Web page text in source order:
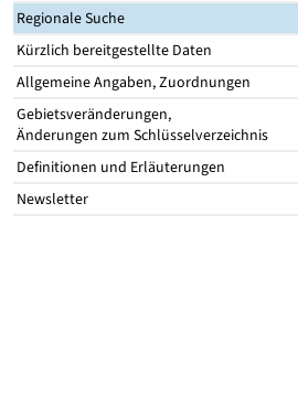
Regionale Suche
Kürzlich bereitgestellte Daten
Allgemeine Angaben, Zuordnungen
Gebietsveränderungen,
Änderungen zum Schlüsselverzeichnis
Definitionen und Erläuterungen
Newsletter